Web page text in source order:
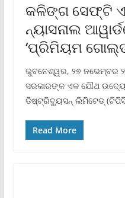
କଳିଙ୍ଗ ସେଫ୍ଟି
ନ୍ୟାସନାଲ
‘ପ୍ରିମିୟମ
ଭୁବନେଶ୍ୱର, ୨୭ ନଭେମ୍ବର
ସରକାରଙ୍କ ଏକ ଯୌଥ
ଡିଷ୍ଟ୍ରିବ୍ୟୁସନ୍ ଲିମିଟେଡ୍
Read More